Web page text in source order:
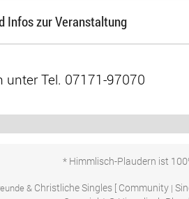
Infos zur Veranstaltung
unter Tel. 07171-97070
* Himmlisch-Plaudern ist
& Christliche Singles [ Community |